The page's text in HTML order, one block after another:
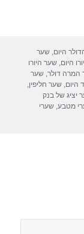
היום,שער
היום,שער היורו
המרה דולר,שער
היום,שער חליפין,
יציג של בנק
מטבע,שערי